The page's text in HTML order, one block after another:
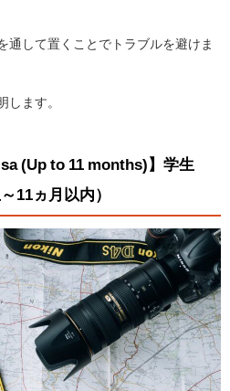
通して置くことでトラブルを避けま
します。
(Up to 11 months)】学生
11ヵ月以内）